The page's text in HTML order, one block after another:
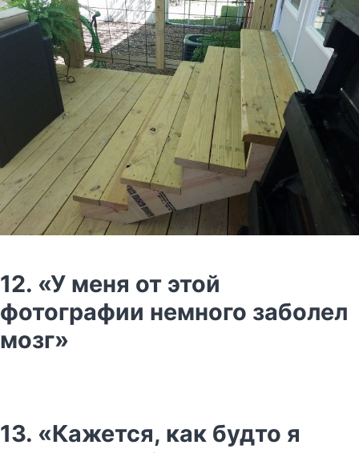
12. «У меня от этой
фотографии немного заболел
мозг»
13. «Кажется, как будто я